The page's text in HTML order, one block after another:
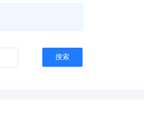
搜索